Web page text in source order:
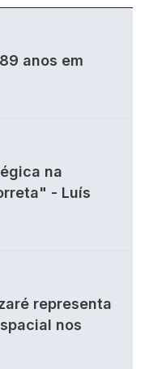
anos em
na
- Luís
representa
nos